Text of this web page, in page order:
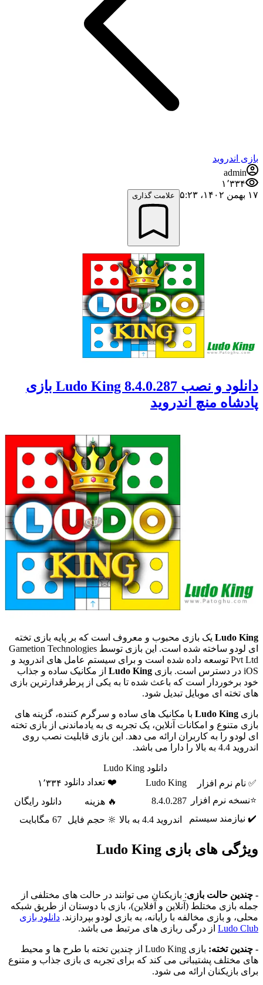
بازی اندروید
admin
۱٬۳۳۴
۱۷ بهمن ۱۴۰۲،‏ ۵:۲۳
علامت گذاری
دانلود و نصب Ludo King 8.4.0.287 بازی
پادشاه‌ منچ اندروید
Ludo King یک بازی محبوب و معروف است که بر پایه بازی تخته
ای لودو ساخته شده است. این بازی توسط Gametion Technologies
Pvt Ltd توسعه داده شده است و برای سیستم عامل های اندروید و
iOS در دسترس است. بازی
Ludo King از مکانیک ساده و جذاب
خود برخوردار است که باعث شده تا به یکی از پرطرفدارترین بازی
های تخته ای موبایل تبدیل شود.
بازی Ludo King با مکانیک های ساده و سرگرم کننده، گزینه های
بازی متنوع و امکانات آنلاین، یک تجربه ی به یادماندنی از بازی تخته
ای لودو را به کاربران ارائه می دهد. این بازی قابلیت نصب روی
اندروید 4.4 به بالا را دارا می باشد.
دانلود Ludo King
✅ نام نرم افزار
Ludo King ❤️ تعداد دانلود ۱٬۳۳۴
⭐نسخه نرم افزار
8.4.0.287 🔥 هزینه
دانلود رایگان
✔️ نیازمند سیستم
اندروید 4.4 به بالا 🔆 حجم فایل 67 مگابایت
ویژگی های بازی Ludo King
- چندین حالت بازی: بازیکنان می توانند در حالت های مختلفی از
جمله بازی مختلط (آنلاین و آفلاین)، بازی با دوستان از طریق شبکه
محلی، و بازی مخالفه با رایانه، به بازی لودو بپردازند. دانلود بازی
Ludo Club از درگی ربازی های مرتبط می باشد.
- چندین تخته:
بازی Ludo King از چندین تخته با طرح ها و محیط
های مختلف پشتیبانی می کند که برای تجربه ی بازی جذاب و متنوع
برای بازیکنان ارائه می شود.